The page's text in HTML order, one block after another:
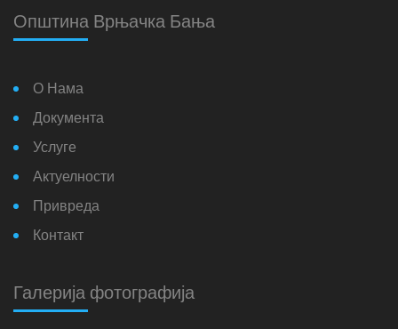
Општина Врњачка Бања
О Нама
Документа
Услуге
Актуелности
Привреда
Контакт
Галерија фотографија